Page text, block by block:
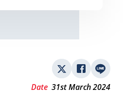
Date 31st March 2024